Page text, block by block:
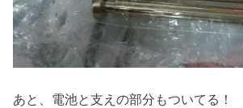
あと、電池と支えの部分もついてる！